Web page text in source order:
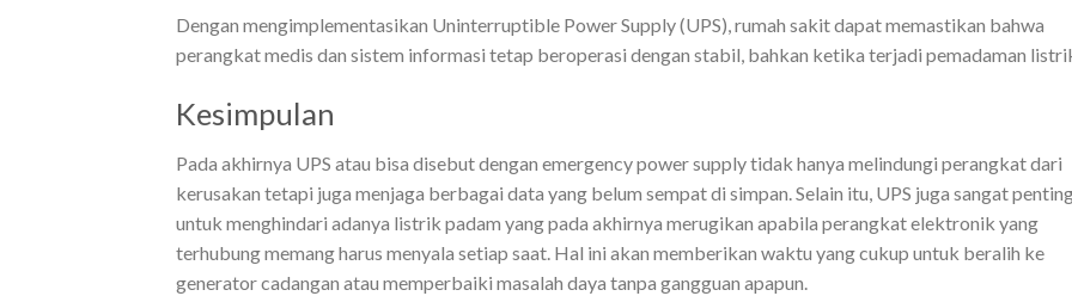
Dengan mengimplementasikan Uninterruptible Power Supply (UPS), rumah sakit dapat memastikan bahwa
perangkat medis dan sistem informasi tetap beroperasi dengan stabil, bahkan ketika terjadi pemadaman
Kesimpulan
Pada akhirnya UPS atau bisa disebut dengan emergency power supply tidak hanya melindungi perangkat dari
kerusakan tetapi juga menjaga berbagai data yang belum sempat di simpan. Selain itu, UPS juga sangat
untuk menghindari adanya listrik padam yang pada akhirnya merugikan apabila perangkat elektronik yang
terhubung memang harus menyala setiap saat. Hal ini akan memberikan waktu yang cukup untuk beralih ke
generator cadangan atau memperbaiki masalah daya tanpa gangguan apapun.